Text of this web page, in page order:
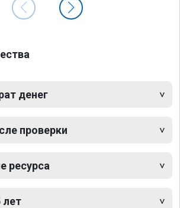
денег
проверки
ресурса
лет